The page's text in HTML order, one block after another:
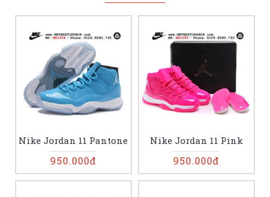
Nike Jordan 11 Pantone
950.000đ
Nike Jordan 11 Pink
950.000đ